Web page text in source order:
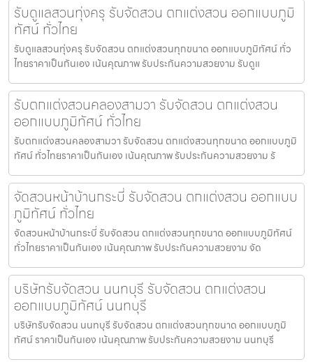
รับดูแลสวนทุ่งครุ รับจัดสวน ตกแต่งสวน ออกแบบภูมิ
ทัศน์ ทั่วไทย
รับดูแลสวนทุ่งครุ รับจัดสวน ตกแต่งสวนทุกขนาด ออกแบบภูมิทัศน์ ทั่ว
ไทยราคาเป็นกันเอง เน้นคุณภาพ รับประกันความสวยงาม รับดูแ
รับตกแต่งสวนคลองสามวา รับจัดสวน ตกแต่งสวน
ออกแบบภูมิทัศน์ ทั่วไทย
รับตกแต่งสวนคลองสามวา รับจัดสวน ตกแต่งสวนทุกขนาด ออกแบบภูมิ
ทัศน์ ทั่วไทยราคาเป็นกันเอง เน้นคุณภาพ รับประกันความสวยงาม รั
จัดสวนหน้าบ้านกระบี่ รับจัดสวน ตกแต่งสวน ออกแบบ
ภูมิทัศน์ ทั่วไทย
จัดสวนหน้าบ้านกระบี่ รับจัดสวน ตกแต่งสวนทุกขนาด ออกแบบภูมิทัศน์
ทั่วไทยราคาเป็นกันเอง เน้นคุณภาพ รับประกันความสวยงาม จัด
บริษัทรับจัดสวน นนทบุรี รับจัดสวน ตกแต่งสวน
ออกแบบภูมิทัศน์ นนทบุรี
บริษัทรับจัดสวน นนทบุรี รับจัดสวน ตกแต่งสวนทุกขนาด ออกแบบภูมิ
ทัศน์ ราคาเป็นกันเอง เน้นคุณภาพ รับประกันความสวยงาม นนทบุรี